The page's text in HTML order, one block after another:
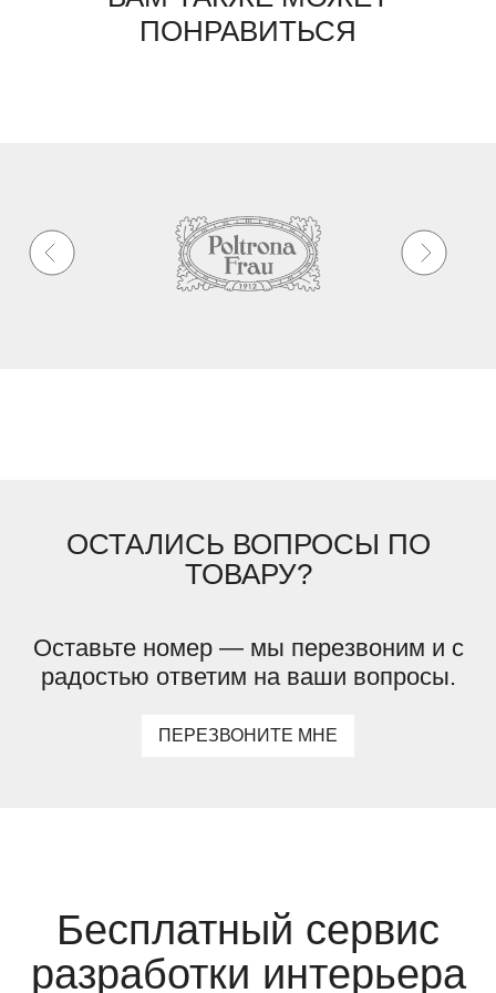
ПОНРАВИТЬСЯ
ОСТАЛИСЬ ВОПРОСЫ ПО
ТОВАРУ?
Оставьте номер — мы перезвоним и с
радостью ответим на ваши вопросы.
ПЕРЕЗВОНИТЕ МНЕ
Бесплатный сервис
разработки интерьера